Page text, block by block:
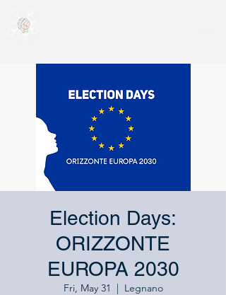
Election Days:
ORIZZONTE
EUROPA 2030
Fri, May 31
  |
Legnano